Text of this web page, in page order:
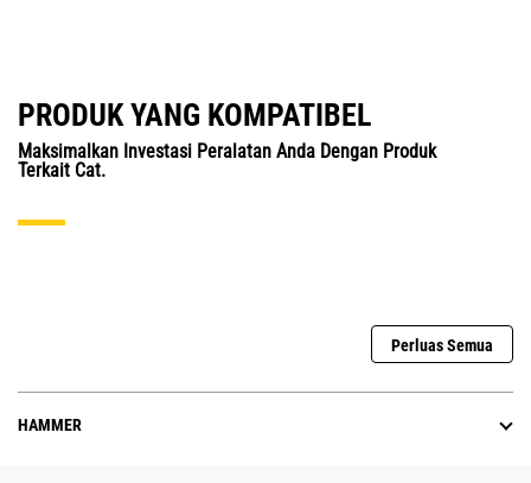
PRODUK YANG KOMPATIBEL
Maksimalkan Investasi Peralatan Anda Dengan Produk
Terkait Cat.
Perluas Semua
HAMMER